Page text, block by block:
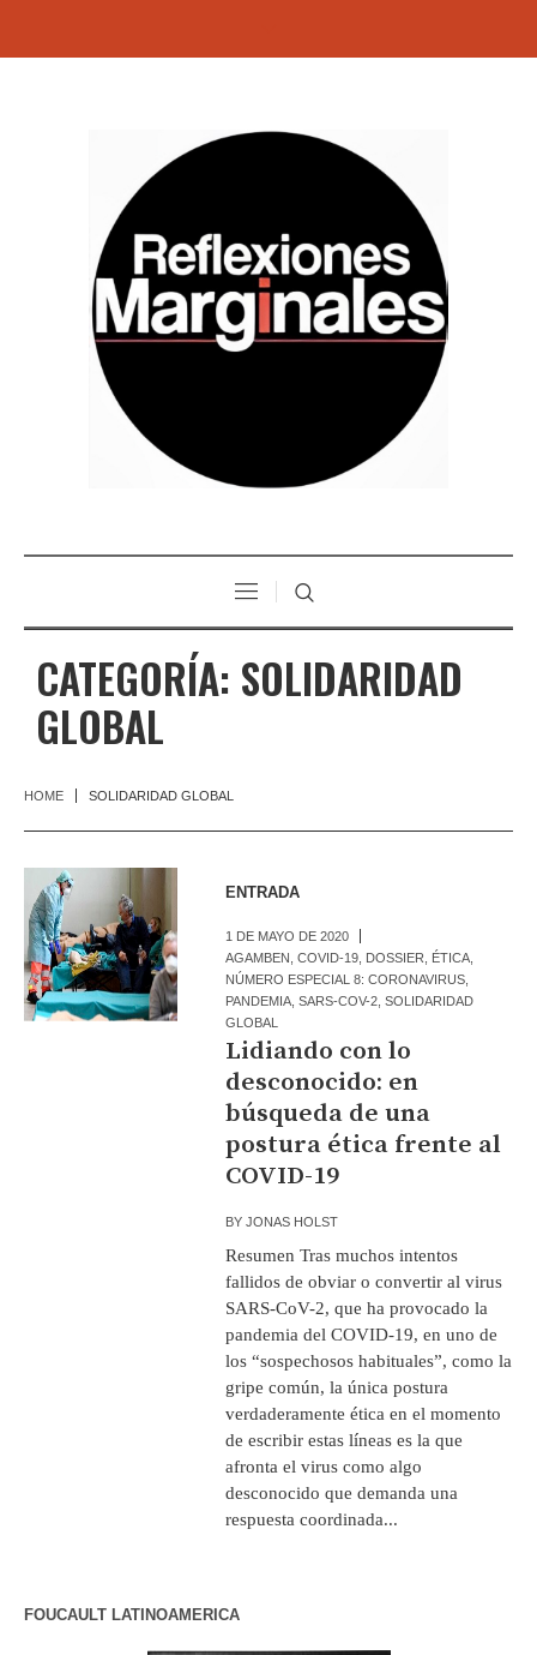
CATEGORÍA: SOLIDARIDAD
GLOBAL
HOME SOLIDARIDAD GLOBAL
ENTRADA
1 DE MAYO DE 2020
AGAMBEN ,COVID-19 DOSSIER ÉTICA
NÚMERO ESPECIAL 8: CORONAVIRUS
PANDEMIA ,SARS-COV-2 ,SOLIDARIDAD
GLOBAL
Lidiando con lo
desconocido: en
búsqueda de una
postura ética frente al
COVID-19
BYJONAS HOLST
Resumen Tras muchos intentos
fallidos de obviar o convertir al virus
SARS-CoV-2, que ha provocado la
pandemia del COVID-19, en uno de
los “sospechosos habituales”, como la
gripe común, la única postura
verdaderamente ética en el momento
de escribir estas líneas es la que
afronta el virus como algo
desconocido que demanda una
respuesta coordinada...
FOUCAULT LATINOAMERICA